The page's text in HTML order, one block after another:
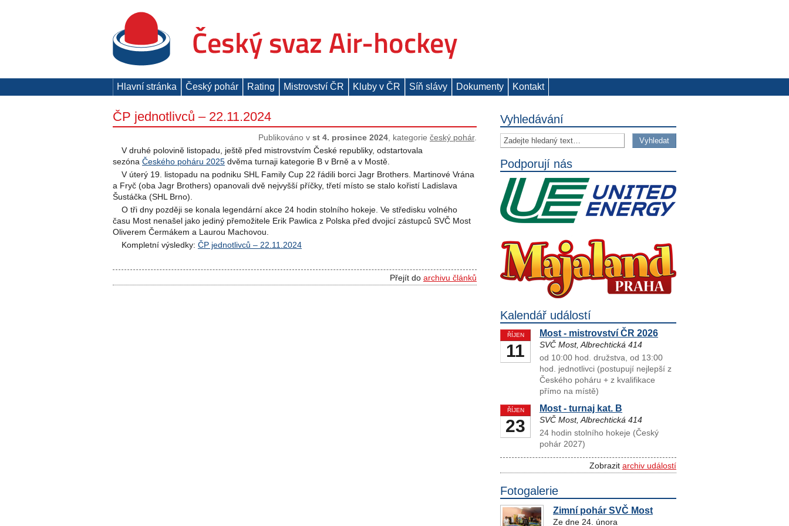
Hlavní stránka Český pohár Rating Mistrovství ČR Kluby v ČR Síň slávy Dokumenty Kontakt
ČP jednotlivců – 22.11.2024
Publikováno v st 4. prosince 2024 , kategorie český pohár.
V druhé polovině listopadu, ještě před mistrovstvím České republiky, odstartovala
sezóna Českého poháru 2025 dvěma turnaji kategorie B v Brně a v Mostě.
V úterý 19. listopadu na podniku SHL Family Cup 22 řádili borci Jagr Brothers. Martinové Vrána
a Fryč (oba Jagr Brothers) opanovali dvě nejvyšší příčky, třetí místo se stalo kořistí Ladislava
Šustáčka (SHL Brno).
O tři dny později se konala legendární akce 24 hodin stolního hokeje. Ve středisku volného
času Most nenašel jako jediný přemožitele Erik Pawlica z Polska před dvojicí zástupců SVČ Most
Oliverem Čermákem a Laurou Machovou.
Kompletní výsledky: ČP jednotlivců – 22.11.2024
Přejít do archivu článků
Vyhledávání
Podporují nás
Kalendář událostí
ŘÍJEN
11
Most - mistrovství ČR 2026
SVČ Most, Albrechtická 414
od 10:00 hod. družstva, od 13:00
hod. jednotlivci (postupují nejlepší z
Českého poháru + z kvalifikace
přímo na místě)
ŘÍJEN
23
Most - turnaj kat. B
SVČ Most, Albrechtická 414
24 hodin stolního hokeje (Český
pohár 2027)
Zobrazit archiv událostí
Fotogalerie
Zimní pohár SVČ Most
Ze dne 24. února